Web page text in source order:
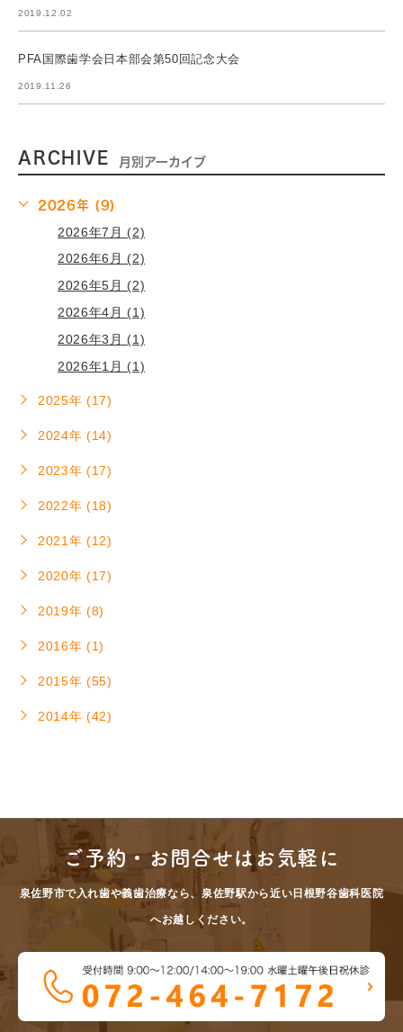
2019.12.02
PFA国際歯学会日本部会第50回記念大会
2019.11.26
ARCHIVE 月別アーカイブ
2026年 (9)
2026年7月 (2)
2026年6月 (2)
2026年5月 (2)
2026年4月 (1)
2026年3月 (1)
2026年1月 (1)
2025年 (17)
2024年 (14)
2023年 (17)
2022年 (18)
2021年 (12)
2020年 (17)
2019年 (8)
2016年 (1)
2015年 (55)
2014年 (42)
ご予約・お問合せはお気軽に
泉佐野市で入れ歯や義歯治療なら、泉佐野駅から近い日根野谷歯科医院
へお越しください。